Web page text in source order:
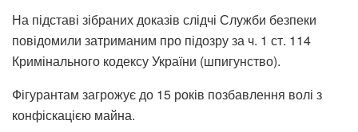
На підставі зібраних доказів слідчі Служби безпеки
повідомили затриманим про підозру за ч. 1 ст. 114
Кримінального кодексу України (шпигунство).
Фігурантам загрожує до 15 років позбавлення волі з
конфіскацією майна.